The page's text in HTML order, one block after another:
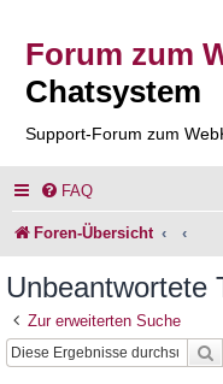
Forum zum
Chatsystem
Support-Forum zum
FAQ
Foren-Übersicht
Unbeantwortete
Zur erweiterten Suche